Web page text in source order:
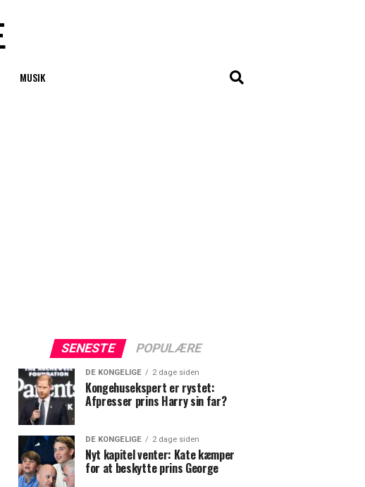
MUSIK
SENESTE POPULÆRE
DE KONGELIGE 2 dage siden
Kongehusekspert er rystet:
Afpresser prins Harry sin far?
DE KONGELIGE 2 dage siden
Nyt kapitel venter: Kate kæmper
for at beskytte prins George